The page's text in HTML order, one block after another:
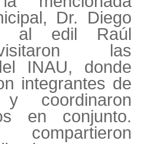
Dr. Diego
al edil Raúl
las
INAU, donde
integrantes de
coordinaron
en conjunto.